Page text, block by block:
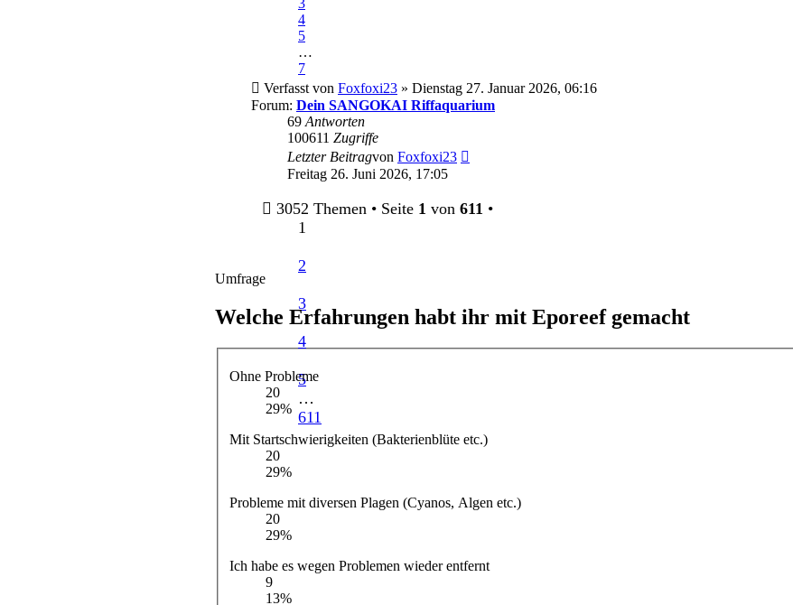
3
4
5
…
7
Verfasst von Foxfoxi23 » Dienstag 27. Januar 2026, 06:16
Forum: Dein SANGOKAI Riffaquarium
69 Antworten
100611 Zugriffe
Letzter Beitragvon Foxfoxi23
Freitag 26. Juni 2026, 17:05
3052 Themen • Seite 1 von 611 •
1
2
3
4
5
…
611
Umfrage
Welche Erfahrungen habt ihr mit Eporeef gemacht
Ohne Probleme
20
29%
Mit Startschwierigkeiten (Bakterienblüte etc.)
20
29%
Probleme mit diversen Plagen (Cyanos, Algen etc.)
20
29%
Ich habe es wegen Problemen wieder entfernt
9
13%